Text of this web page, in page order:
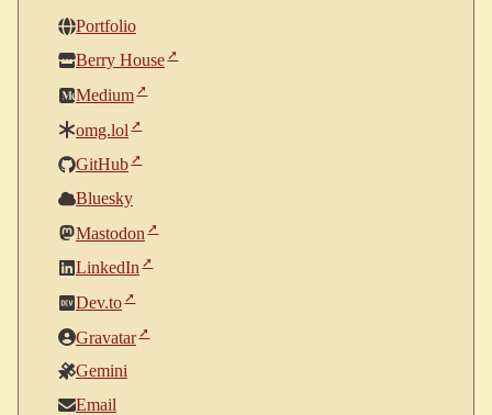
Portfolio
Berry House
Medium
omg.lol
GitHub
Bluesky
Mastodon
LinkedIn
Dev.to
Gravatar
Gemini
Email